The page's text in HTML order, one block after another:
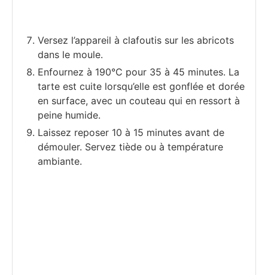
Versez l’appareil à clafoutis sur les abricots
dans le moule.
Enfournez à 190°C pour 35 à 45 minutes. La
tarte est cuite lorsqu’elle est gonflée et dorée
en surface, avec un couteau qui en ressort à
peine humide.
Laissez reposer 10 à 15 minutes avant de
démouler. Servez tiède ou à température
ambiante.